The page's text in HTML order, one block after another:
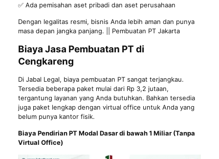
✅ Ada pemisahan aset pribadi dan aset perusahaan
Dengan legalitas resmi, bisnis Anda lebih aman dan punya
masa depan jangka panjang. || Pembuatan PT Jakarta
Biaya Jasa Pembuatan PT di
Cengkareng
Di Jabal Legal, biaya pembuatan PT sangat terjangkau.
Tersedia beberapa paket mulai dari Rp 3,2 jutaan,
tergantung layanan yang Anda butuhkan. Bahkan tersedia
juga paket lengkap dengan virtual office untuk Anda yang
belum punya kantor fisik.
Biaya Pendirian PT Modal Dasar di bawah 1 Miliar (Tanpa
Virtual Office)